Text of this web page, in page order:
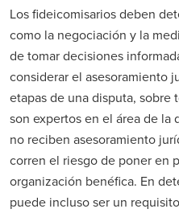
Los fideicomisarios deben
como la negociación y la
de tomar decisiones
considerar el asesoramiento
etapas de una disputa, sobre
son expertos en el área de la
no reciben asesoramiento
corren el riesgo de poner en
organización benéfica. En
puede incluso ser un